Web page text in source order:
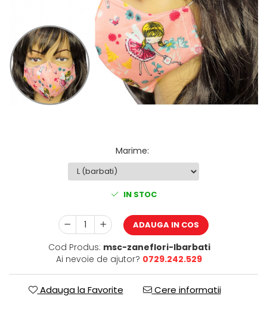
Marime:
IN STOC
ADAUGA IN COS
Cod Produs: msc-zaneflori-lbarbati
Ai nevoie de ajutor? 0729.242.529
Adauga la Favorite Cere informatii